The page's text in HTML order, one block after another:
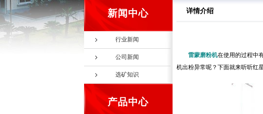
新闻中心
行业新闻
公司新闻
选矿知识
产品中心
详情介绍
雷蒙磨粉机在使用的过程中
机出粉异常呢？下面就来听听红